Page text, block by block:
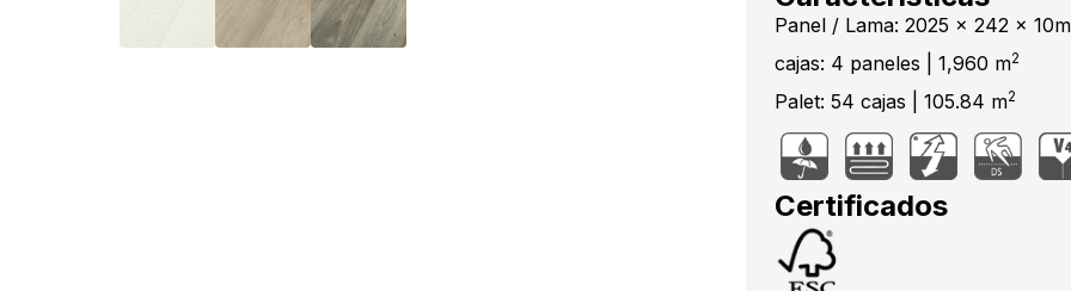
Panel / Lama: 2025 x 242 x
cajas: 4 paneles | 1,960 m2
Palet: 54 cajas | 105.84 m2
Certificados